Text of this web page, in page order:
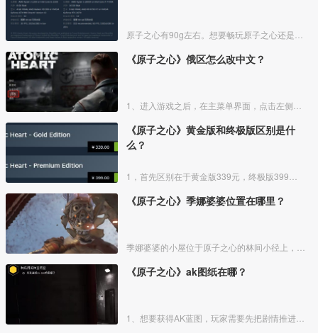
《原子之心》俄区怎么改中文？
《原子之心》黄金版和终极版区别是什
么？
《原子之心》季娜婆婆位置在哪里？
《原子之心》ak图纸在哪？